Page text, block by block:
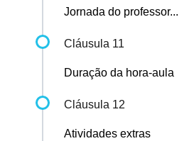
Jornada do professor...
Cláusula 11
Duração da hora-aula
Cláusula 12
Atividades extras